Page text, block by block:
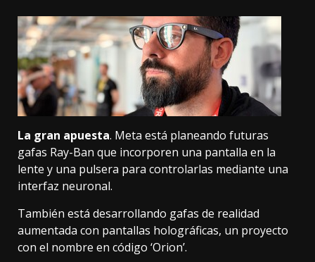
La gran apuesta. Meta está planeando futuras
gafas Ray-Ban que incorporen una pantalla en la
lente y una pulsera para controlarlas mediante una
interfaz neuronal.
También está desarrollando gafas de realidad
aumentada con pantallas holográficas, un proyecto
con el nombre en código ‘Orion’.